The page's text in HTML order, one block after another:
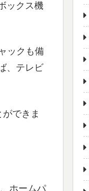
ックス機
ックも備
、テレビ
できま
ホームパ